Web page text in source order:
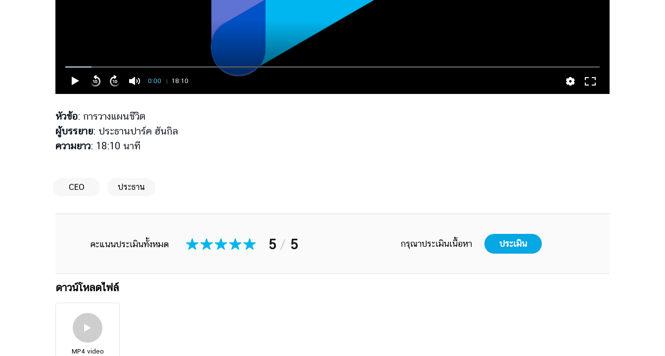
0:00 18:10
หัวข้อ: การวางแผนชีวิต
ผู้บรรยาย: ประธานปาร์ค ฮันกิล
ความยาว: 18:10 นาที
CEO ประธาน
คะแนนประเมินทั้งหมด 5 / 5 กรุณาประเมินเนื้อหา ประเมิน
ดาวน์โหลดไฟล์
MP4 video